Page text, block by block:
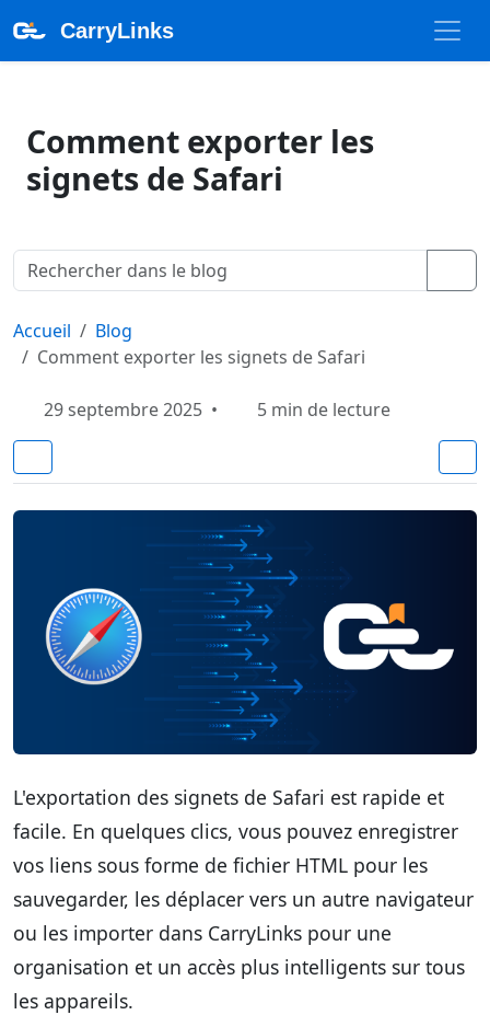
CarryLinks
Comment exporter les
signets de Safari
Accueil
Blog
Comment exporter les signets de Safari
29 septembre 2025 • 5 min de lecture
L'exportation des signets de Safari est rapide et
facile. En quelques clics, vous pouvez enregistrer
vos liens sous forme de fichier HTML pour les
sauvegarder, les déplacer vers un autre navigateur
ou les importer dans CarryLinks pour une
organisation et un accès plus intelligents sur tous
les appareils.